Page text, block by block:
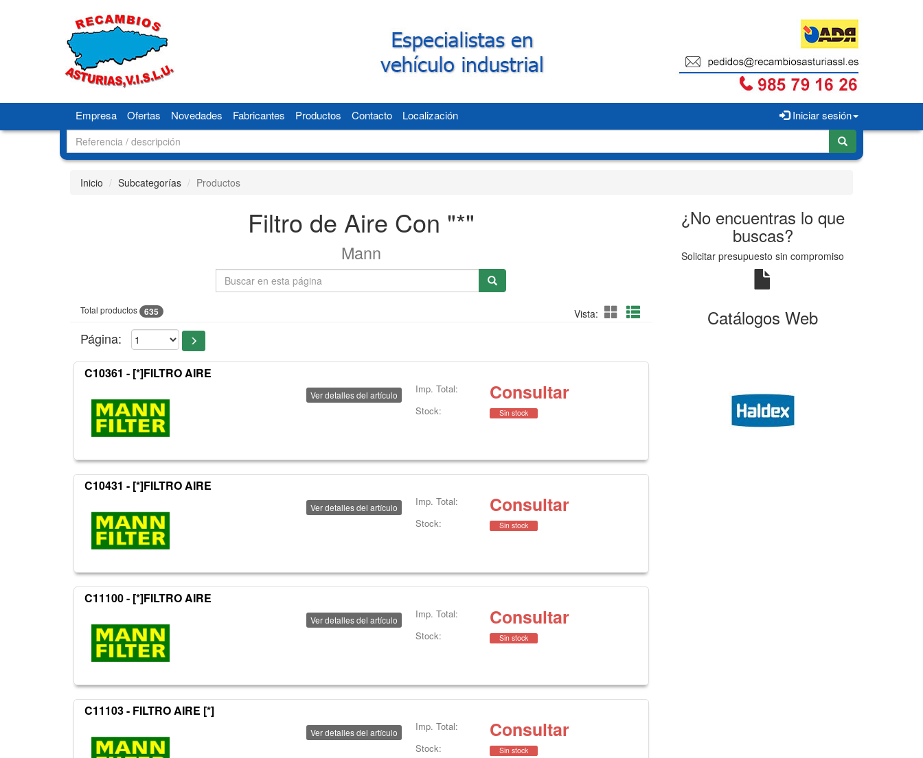
Iniciar sesión
Empresa Ofertas Novedades Fabricantes Productos Contacto Localización
Inicio Subcategorías Productos
Filtro de Aire Con "*"
Mann
Total productos 635 Vista:
Página:
C10361 - [*]FILTRO AIRE
Ver detalles del artículo Imp. Total: Consultar
Stock: Sin stock
C10431 - [*]FILTRO AIRE
Ver detalles del artículo Imp. Total: Consultar
Stock: Sin stock
C11100 - [*]FILTRO AIRE
Ver detalles del artículo Imp. Total: Consultar
Stock: Sin stock
C11103 - FILTRO AIRE [*]
Ver detalles del artículo Imp. Total: Consultar
Stock: Sin stock
¿No encuentras lo que
buscas?
Solicitar presupuesto sin compromiso
Catálogos Web